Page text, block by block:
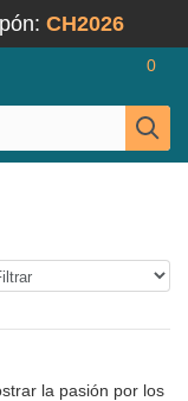
CH2026
0
la pasión por los